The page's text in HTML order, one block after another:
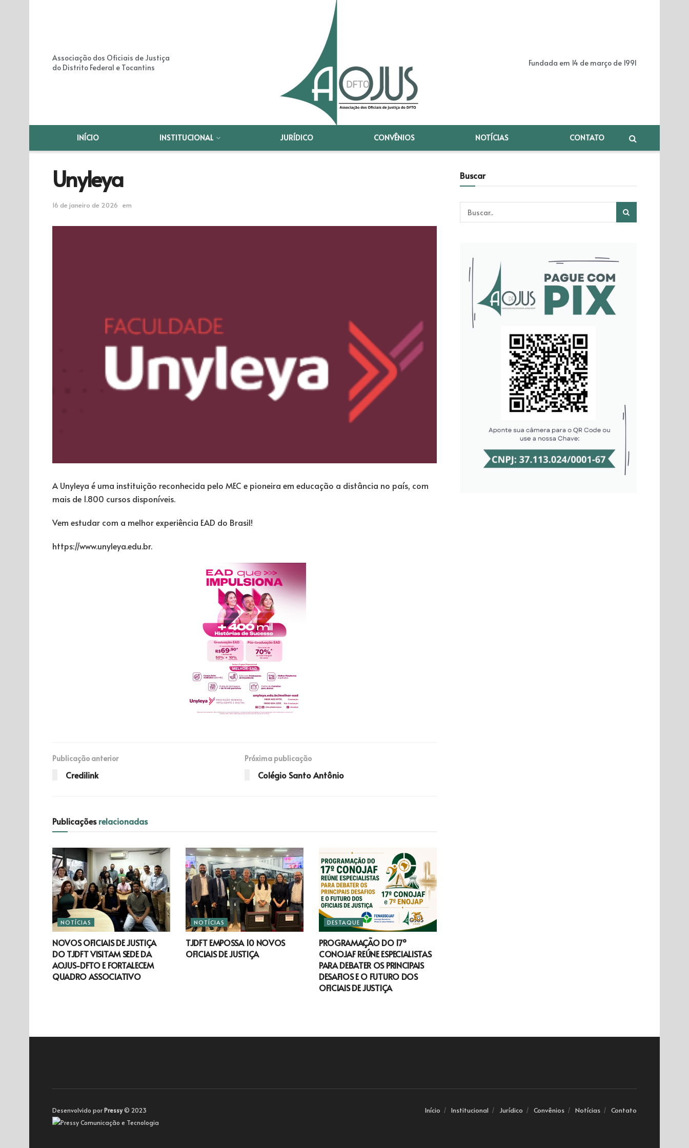
Associação dos Oficiais de Justiça
do Distrito Federal e Tocantins
Fundada em 14 de março de 1991
INÍCIO INSTITUCIONAL JURÍDICO CONVÊNIOS NOTÍCIAS CONTATO
Unyleya
16 de janeiro de 2026 em
A Unyleya é uma instituição reconhecida pelo MEC e pioneira em educação a distância no país, com
mais de 1.800 cursos disponíveis.
Vem estudar com a melhor experiência EAD do Brasil!
https://www.unyleya.edu.br.
Publicação anterior
Credilink
Próxima publicação
Colégio Santo Antônio
Publicaçõesrelacionadas
NOTÍCIAS
NOVOS OFICIAIS DE JUSTIÇA
DO TJDFT VISITAM SEDE DA
AOJUS-DFTO E FORTALECEM
QUADRO ASSOCIATIVO
NOTÍCIAS
TJDFT EMPOSSA 10 NOVOS
OFICIAIS DE JUSTIÇA
DESTAQUE
PROGRAMAÇÃO DO 17º
CONOJAF REÚNE ESPECIALISTAS
PARA DEBATER OS PRINCIPAIS
DESAFIOS E O FUTURO DOS
OFICIAIS DE JUSTIÇA
Buscar
Início Institucional Jurídico Convênios Notícias Contato
Desenvolvido porPressy© 2023